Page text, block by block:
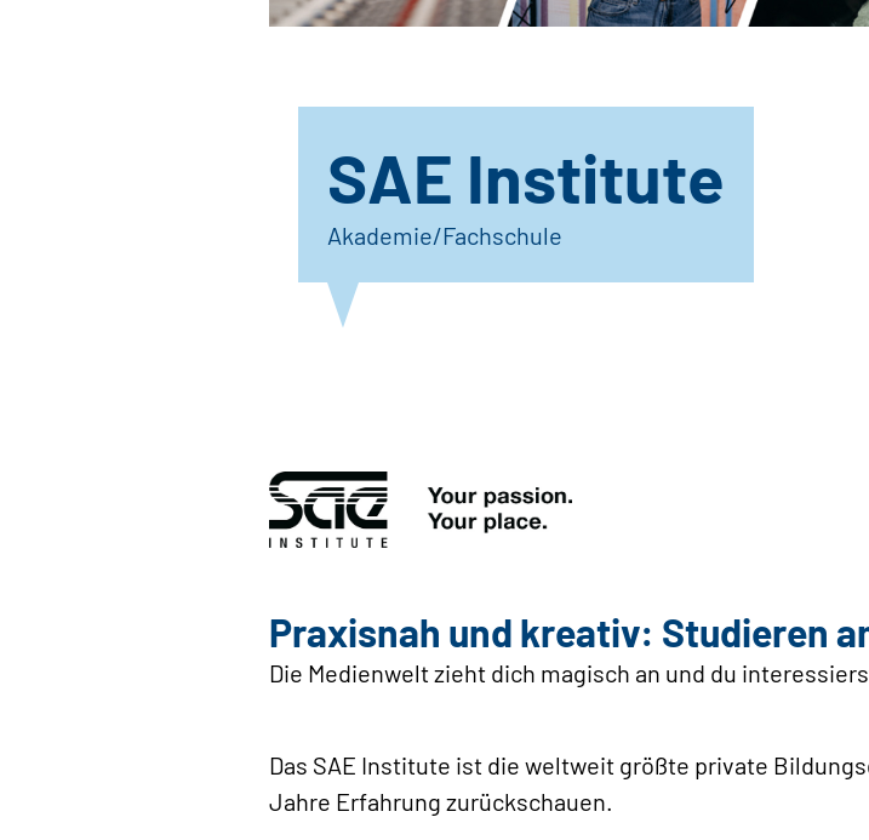
SAE Institute
Akademie/Fachschule
Praxisnah und kreativ: Studieren
Die Medienwelt zieht dich magisch an und du
Das SAE Institute ist die weltweit größte private
Jahre Erfahrung zurückschauen.